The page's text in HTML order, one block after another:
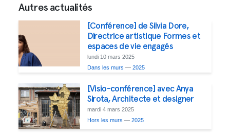
Autres actualités
[Conférence] de Silvia Dore,
Directrice artistique Formes et
espaces de vie engagés
lundi 10 mars 2025
Dans les murs — 2025
[Visio-conférence] avec Anya
Sirota, Architecte et designer
mardi 4 mars 2025
Hors les murs — 2025